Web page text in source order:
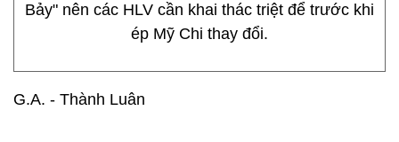
Bảy" nên các HLV cần khai thác triệt để trước khi
ép Mỹ Chi thay đổi.
G.A. - Thành Luân